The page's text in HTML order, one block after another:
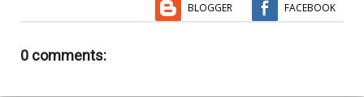
BLOGGER FACEBOOK
0 comments: